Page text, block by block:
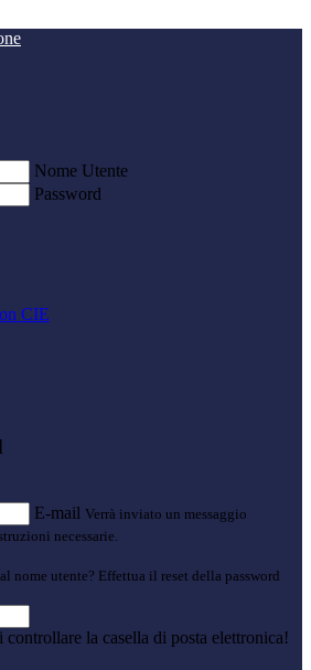
Nome Utente
Password
CIE
E-mail Verrà inviato un messaggio
necessarie.
nome utente? Effettua il reset della password
la casella di posta elettronica!